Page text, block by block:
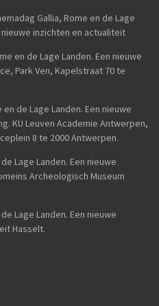
Gallia, Rome en de Lage
inzichten en actualiteit
en de Lage Landen. Een nieuwe
Park Ven, Kapelstraat 70 te
de Lage Landen. Een nieuwe
KU Leuven Academie Antwerpen,
8 te 2000 Antwerpen.
Lage Landen. Een nieuwe
Archeologisch Museum
Lage Landen. Een nieuwe
Hasselt.